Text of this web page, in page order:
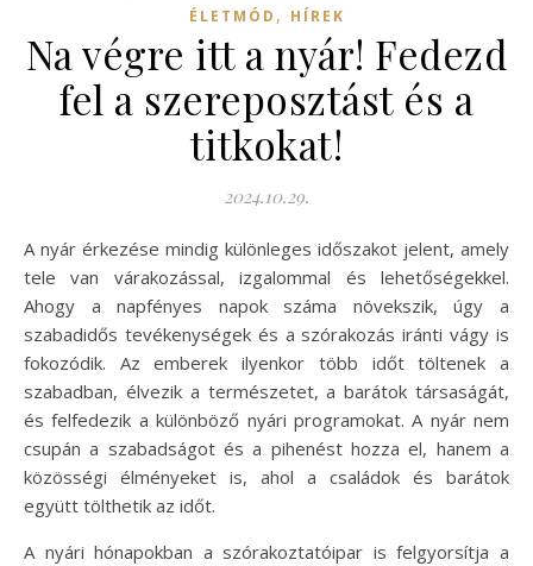
ÉLETMÓD , HÍREK
Na végre itt a nyár! Fedezd
fel a szereposztást és a
titkokat!
2024.10.29.
A nyár érkezése mindig különleges időszakot jelent, amely
tele van várakozással, izgalommal és lehetőségekkel.
Ahogy a napfényes napok száma növekszik, úgy a
szabadidős tevékenységek és a szórakozás iránti vágy is
fokozódik. Az emberek ilyenkor több időt töltenek a
szabadban, élvezik a természetet, a barátok társaságát,
és felfedezik a különböző nyári programokat. A nyár nem
csupán a szabadságot és a pihenést hozza el, hanem a
közösségi élményeket is, ahol a családok és barátok
együtt tölthetik az időt.
A nyári hónapokban a szórakoztatóipar is felgyorsítja a